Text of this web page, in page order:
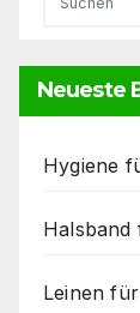
Neueste
Hygiene
Halsband
Leinen